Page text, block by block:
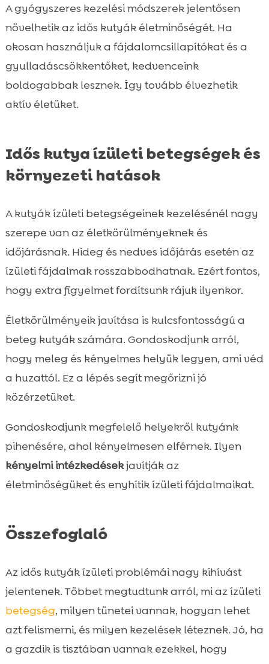
A gyógyszeres kezelési módszerek jelentősen
növelhetik az idős kutyák életminőségét. Ha
okosan használjuk a fájdalomcsillapítókat és a
gyulladáscsökkentőket, kedvenceink
boldogabbak lesznek. Így tovább élvezhetik
aktív életüket.
Idős kutya ízületi betegségek és
környezeti hatások
A kutyák ízületi betegségeinek kezelésénél nagy
szerepe van az életkörülményeknek és
időjárásnak. Hideg és nedves időjárás esetén az
ízületi fájdalmak rosszabbodhatnak. Ezért fontos,
hogy extra figyelmet fordítsunk rájuk ilyenkor.
Életkörülményeik javítása is kulcsfontosságú a
beteg kutyák számára. Gondoskodjunk arról,
hogy meleg és kényelmes helyük legyen, ami véd
a huzattól. Ez a lépés segít megőrizni jó
közérzetüket.
Gondoskodjunk megfelelő helyekről kutyánk
pihenésére, ahol kényelmesen elférnek. Ilyen
kényelmi intézkedésekjavítják az
életminőségüket és enyhítik ízületi fájdalmaikat.
Összefoglaló
Az idős kutyák ízületi problémái nagy kihívást
jelentenek. Többet megtudtunk arról, mi az ízületi
betegség, milyen tünetei vannak, hogyan lehet
azt felismerni, és milyen kezelések léteznek. Jó, ha
a gazdik is tisztában vannak ezekkel, hogy